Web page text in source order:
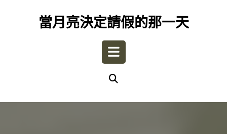
當月亮決定請假的那一天
Open